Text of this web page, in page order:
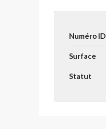
Numéro ID
Surface
Statut